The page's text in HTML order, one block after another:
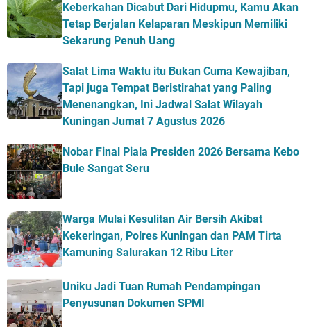
Keberkahan Dicabut Dari Hidupmu, Kamu Akan
Tetap Berjalan Kelaparan Meskipun Memiliki
Sekarung Penuh Uang
Salat Lima Waktu itu Bukan Cuma Kewajiban,
Tapi juga Tempat Beristirahat yang Paling
Menenangkan, Ini Jadwal Salat Wilayah
Kuningan Jumat 7 Agustus 2026
Nobar Final Piala Presiden 2026 Bersama Kebo
Bule Sangat Seru
Warga Mulai Kesulitan Air Bersih Akibat
Kekeringan, Polres Kuningan dan PAM Tirta
Kamuning Salurakan 12 Ribu Liter
Uniku Jadi Tuan Rumah Pendampingan
Penyusunan Dokumen SPMI